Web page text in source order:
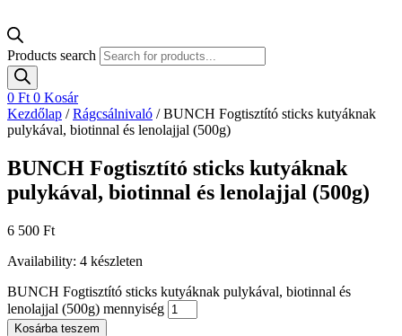
Products search
0 Ft 0 Kosár
Kezdőlap /Rágcsálnivaló / BUNCH Fogtisztító sticks kutyáknak
pulykával, biotinnal és lenolajjal (500g)
BUNCH Fogtisztító sticks kutyáknak
pulykával, biotinnal és lenolajjal (500g)
6 500 Ft
Availability: 4 készleten
BUNCH Fogtisztító sticks kutyáknak pulykával, biotinnal és
lenolajjal (500g) mennyiség
Kosárba teszem